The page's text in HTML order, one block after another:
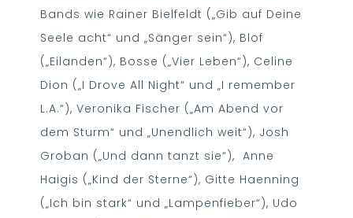
Bands wie Rainer Bielfeldt („Gib auf Deine
Seele acht“ und „Sänger sein“), Blof
(„Eilanden“), Bosse („Vier Leben“), Celine
Dion („I Drove All Night“ und „I remember
L.A.“), Veronika Fischer („Am Abend vor
dem Sturm“ und „Unendlich weit“), Josh
Groban („Und dann tanzt sie“), Anne
Haigis („Kind der Sterne“), Gitte Haenning
(„Ich bin stark“ und „Lampenfieber“), Udo